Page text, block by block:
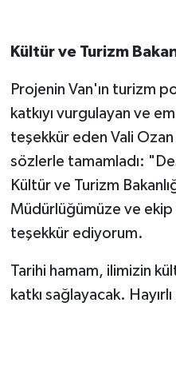
Kültür ve Turizm
Projenin Van'ın turizm
katkıyı vurgulayan ve
teşekkür eden Vali Ozan
sözlerle tamamladı:
Kültür ve Turizm
Müdürlüğümüze ve ekip
teşekkür ediyorum.
Tarihi hamam, ilimizin
katkı sağlayacak.